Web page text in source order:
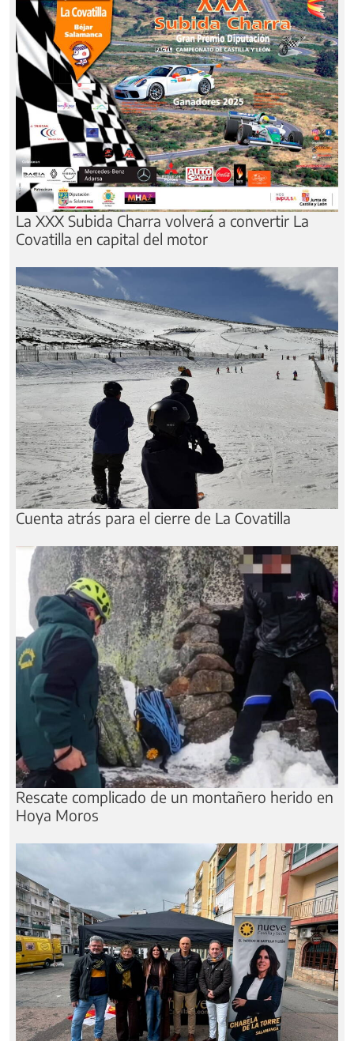
La XXX Subida Charra volverá a convertir La
Covatilla en capital del motor
Cuenta atrás para el cierre de La Covatilla
Rescate complicado de un montañero herido en
Hoya Moros